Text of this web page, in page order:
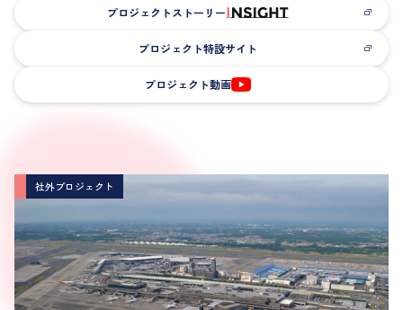
一に、多くの関係者・パートナーと意識の共有を図りながら、現
在も継続中の当社を代表するプロジェクトです。
プロジェクトストーリー
プロジェクト特設サイト
プロジェクト動画
社外プロジェクト